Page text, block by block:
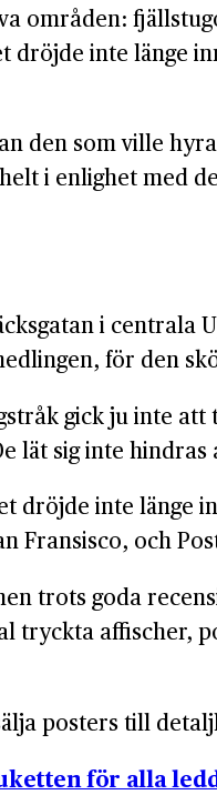
områden:
dröjde inte länge
den som ville
i enlighet med
i
för den
gick ju inte
lät sig inte hindras
dröjde inte
Fransisco, och
trots goda
tryckta affischer,
posters till
för alla